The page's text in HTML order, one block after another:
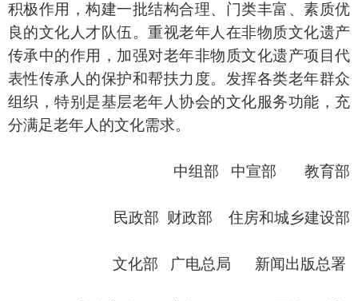
积极作用，构建一批结构合理、门类丰富、素质优
良的文化人才队伍。重视老年人在非物质文化遗产
传承中的作用，加强对老年非物质文化遗产项目代
表性传承人的保护和帮扶力度。发挥各类老年群众
组织，特别是基层老年人协会的文化服务功能，充
分满足老年人的文化需求。
中组部 中宣部 教育部
民政部 财政部 住房和城乡建设部
文化部 广电总局 新闻出版总署